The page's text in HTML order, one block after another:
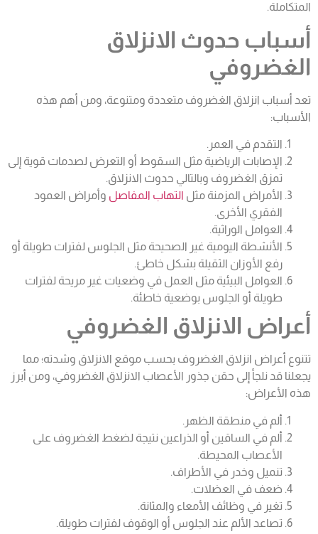
المتكاملة.
أسباب حدوث الانزلاق
الغضروفي
تعد أسباب انزلاق الغضروف متعددة ومتنوعة، ومن أهم هذه
الأسباب:
التقدم في العمر.
الإصابات الرياضية مثل السقوط أو التعرض لصدمات قوية إلى
تمزق الغضروف وبالتالي حدوث الانزلاق.
الأمراض المزمنة مثل التهاب المفاصل وأمراض العمود
الفقري الأخرى.
العوامل الوراثية.
الأنشطة اليومية غير الصحيحة مثل الجلوس لفترات طويلة أو
رفع الأوزان الثقيلة بشكل خاطئ.
العوامل البيئية مثل العمل في وضعيات غير مريحة لفترات
طويلة أو الجلوس بوضعية خاطئة.
أعراض الانزلاق الغضروفي
تتنوع أعراض انزلاق الغضروف بحسب موقع الانزلاق وشدته؛ مما
يجعلنا قد نلجأ إلى حقن جذور الأعصاب الانزلاق الغضروفي، ومن أبرز
هذه الأعراض:
ألم في منطقة الظهر.
ألم في الساقين أو الذراعين نتيجة لضغط الغضروف على
الأعصاب المحيطة.
تنميل وخدر في الأطراف.
ضعف في العضلات.
تغير في وظائف الأمعاء والمثانة.
تصاعد الألم عند الجلوس أو الوقوف لفترات طويلة.